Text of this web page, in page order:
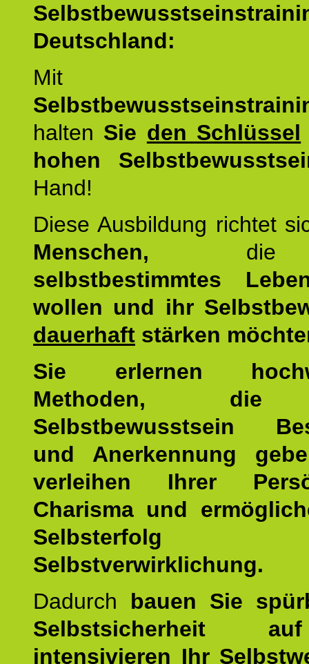
Deutschland:
Mit
halten Sie den Schlüssel
hohen
Hand!
Diese Ausbildung richtet
Menschen,
selbstbestimmtes
wollen und ihr
dauerhaft stärken
Sie erlernen
Methoden, die
Selbstbewusstsein
und Anerkennung
verleihen Ihrer
Charisma und
Selbstverwirklichung.
Dadurch bauen Sie
Selbstsicherheit
intensivieren Ihr